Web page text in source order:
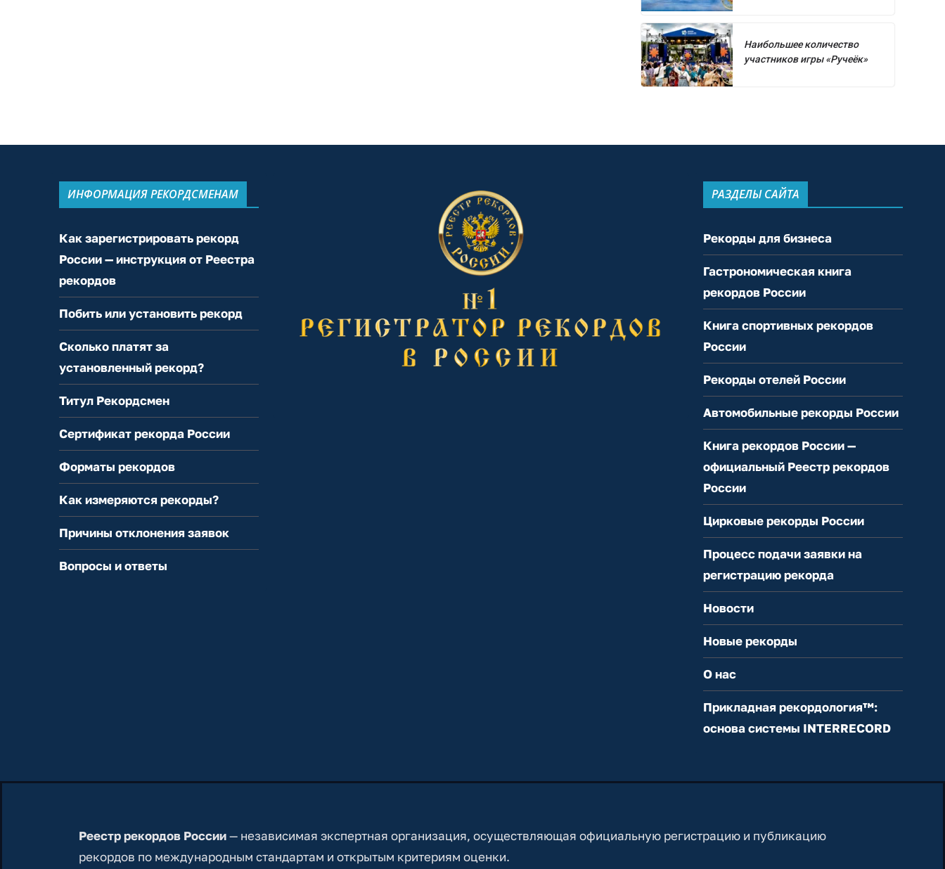
Наибольшее количество
участников игры «Ручеёк»
ИНФОРМАЦИЯ РЕКОРДСМЕНАМ
Как зарегистрировать рекорд
России — инструкция от Реестра
рекордов
Побить или установить рекорд
Сколько платят за
установленный рекорд?
Титул Рекордсмен
Сертификат рекорда России
Форматы рекордов
Как измеряются рекорды?
Причины отклонения заявок
Вопросы и ответы
РАЗДЕЛЫ САЙТА
Рекорды для бизнеса
Гастрономическая книга
рекордов России
Книга спортивных рекордов
России
Рекорды отелей России
Автомобильные рекорды России
Книга рекордов России —
официальный Реестр рекордов
России
Цирковые рекорды России
Процесс подачи заявки на
регистрацию рекорда
Новости
Новые рекорды
О нас
Прикладная рекордология™:
основа системы INTERRECORD
Реестр рекордов России— независимая экспертная организация, осуществляющая официальную регистрацию и публикацию
рекордов по международным стандартам и открытым критериям оценки.